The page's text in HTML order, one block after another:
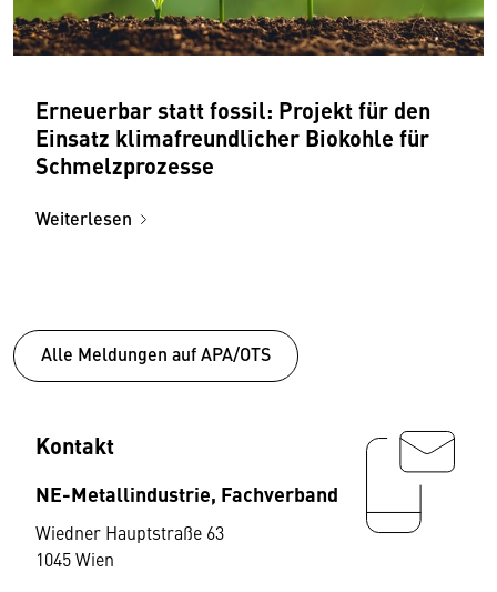
Erneuerbar statt fossil: Projekt für den
Einsatz klimafreundlicher Biokohle für
Schmelzprozesse
Weiterlesen
Alle Meldungen auf APA/OTS
Kontakt
NE-Metallindustrie, Fachverband
Wiedner Hauptstraße 63
1045 Wien